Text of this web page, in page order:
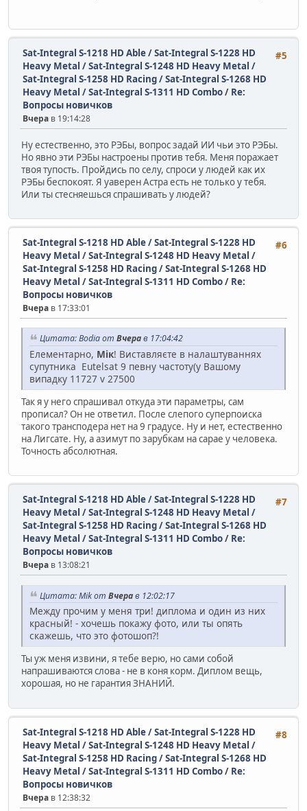
#5
Sat-Integral S-1218 HD Able / Sat-Integral S-1228 HD
Heavy Metal / Sat-Integral S-1248 HD Heavy Metal /
Sat-Integral S-1258 HD Racing / Sat-Integral S-1268 HD
Heavy Metal / Sat-Integral S-1311 HD Combo/ Re:
Вопросы новичков
Вчера в 19:14:28
Ну естественно, это РЭБы, вопрос задай ИИ чьи это РЭБы.
Но явно эти РЭБы настроены против тебя. Меня поражает
твоя тупость. Пройдись по селу, спроси у людей как их
РЭБы беспокоят. Я уаверен Астра есть не только у тебя.
Или ты стесняешься спрашивать у людей?
#6
Sat-Integral S-1218 HD Able / Sat-Integral S-1228 HD
Heavy Metal / Sat-Integral S-1248 HD Heavy Metal /
Sat-Integral S-1258 HD Racing / Sat-Integral S-1268 HD
Heavy Metal / Sat-Integral S-1311 HD Combo/ Re:
Вопросы новичков
Вчера в 17:33:01
Цитата: Bodia от Вчерав 17:04:42
Елементарно, Мік! Виставляєте в налаштуваннях
супутника Eutelsat 9 певну частоту(у Вашому
випадку 11727 v 27500
Так я у него спрашивал откуда эти параметры, сам
прописал? Он не ответил. После слепого суперпоиска
такого трансподера нет на 9 градусе. Ну и нет, естественно
на Лигсате. Ну, а азимут по зарубкам на сарае у человека.
Точность абсолютная.
#7
Sat-Integral S-1218 HD Able / Sat-Integral S-1228 HD
Heavy Metal / Sat-Integral S-1248 HD Heavy Metal /
Sat-Integral S-1258 HD Racing / Sat-Integral S-1268 HD
Heavy Metal / Sat-Integral S-1311 HD Combo/ Re:
Вопросы новичков
Вчера в 13:08:21
Цитата: Mik от Вчерав 12:02:17
Между прочим у меня три! диплома и один из них
красный! - хочешь покажу фото, или ты опять
скажешь, что это фотошоп?!
Ты уж меня извини, я тебе верю, но сами собой
напрашиваются слова - не в коня корм. Диплом вещь,
хорошая, но не гарантия ЗНАНИЙ.
#8
Sat-Integral S-1218 HD Able / Sat-Integral S-1228 HD
Heavy Metal / Sat-Integral S-1248 HD Heavy Metal /
Sat-Integral S-1258 HD Racing / Sat-Integral S-1268 HD
Heavy Metal / Sat-Integral S-1311 HD Combo/ Re:
Вопросы новичков
Вчера в 12:38:32